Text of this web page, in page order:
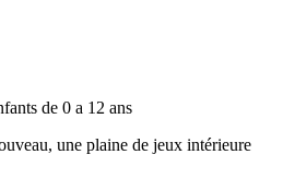
de 0 a 12 ans
une plaine de jeux intérieure